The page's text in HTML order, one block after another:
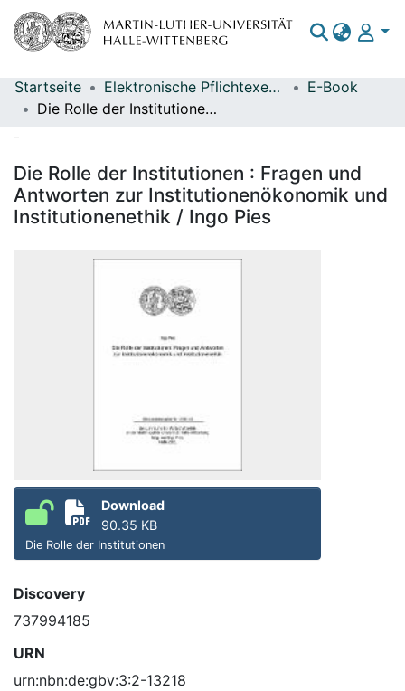
Bereiche & Sammlungen
Statistiken
Startseite Elektronische Pflichtexemplare
E-Book
Die Rolle der Institutionen : Fragen und Antworten zur Institutionenökonomik und Institutionenethik / Ingo Pies
Die Rolle der Institutionen : Fragen und
Antworten zur Institutionenökonomik und
Institutionenethik / Ingo Pies
Download
90.35 KB
Die Rolle der Institutionen
Discovery
737994185
URN
urn:nbn:de:gbv:3:2-13218